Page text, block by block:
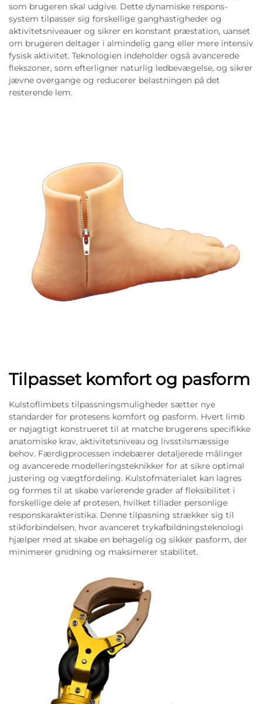
som brugeren skal udgive. Dette dynamiske respons-
system tilpasser sig forskellige ganghastigheder og
aktivitetsniveauer og sikrer en konstant præstation, uanset
om brugeren deltager i almindelig gang eller mere intensiv
fysisk aktivitet. Teknologien indeholder også avancerede
flekszoner, som efterligner naturlig ledbevægelse, og sikrer
jævne overgange og reducerer belastningen på det
resterende lem.
Tilpasset komfort og pasform
Kulstoflimbets tilpassningsmuligheder sætter nye
standarder for protesens komfort og pasform. Hvert limb
er nøjagtigt konstrueret til at matche brugerens specifikke
anatomiske krav, aktivitetsniveau og livsstilsmæssige
behov. Færdigprocessen indebærer detaljerede målinger
og avancerede modelleringsteknikker for at sikre optimal
justering og vægtfordeling. Kulstofmaterialet kan lagres
og formes til at skabe varierende grader af fleksibilitet i
forskellige dele af protesen, hvilket tillader personlige
responskarakteristika. Denne tilpasning strækker sig til
stikforbindelsen, hvor avanceret trykafbildningsteknologi
hjælper med at skabe en behagelig og sikker pasform, der
minimerer gnidning og maksimerer stabilitet.